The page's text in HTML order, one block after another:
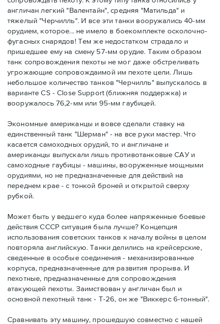
англичан легкий "Валентайн", средняя "Матильда" и
тяжелый "Черчилль". И все эти танки вооружались 40-мм
орудием, которое... не имело в боекомплекте осколочно-
фугасных снарядов! Тем же недостатком страдало и
пришедшее ему на смену 57-мм орудие. Таким образом
танк сопровождения пехоты не мог даже обстреливать
угрожающие сопровождаимой им пехоте цели. Лишь
небольшое количество танков "Черчилль" выпускалось в
варианте CS - Close Support (ближняя поддержка) и
вооружалось 76,2-мм или 95-мм гаубицей.
Экономные американцы и вовсе сделали ставку на
единственный танк "Шерман" - на все руки мастер. Что
касается самоходных орудий, то и англичане и
американцы выпускали лишь противотанковые САУ и
самоходные гаубицы - машины, вооруженные мощными
орудиями, но не предназначенные для действий на
переднем крае - с тонкой броней и открытой сверху
рубкой.
Может быть у ведшего куда более напряженные боевые
действия СССР ситуация была лучше? Концепция
использования советских танков к началу войны в целом
повторяла английскую. Танки делились на крейсерские,
сведенные в особые соединения - механизированные
корпуса, предназначенные для развития прорыва. И
пехотные, предназначенные для сопровождения
атакующей пехоты. Заимствован у англичан был и
основной пехотный танк - Т-26, он же "Виккерс 6-тонный".
Сравнивать эту машину, прошедшую совместно с нашей